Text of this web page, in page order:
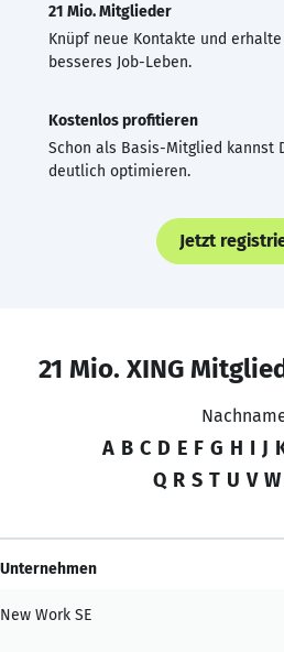
21 Mio. Mitglieder
Knüpf neue Kontakte und
besseres Job-Leben.
Kostenlos profitieren
Schon als Basis-Mitglied kannst
deutlich optimieren.
Jetzt
21 Mio. XING
A B C D E F G H I J
Q R S T U V W
Unternehmen
New Work SE